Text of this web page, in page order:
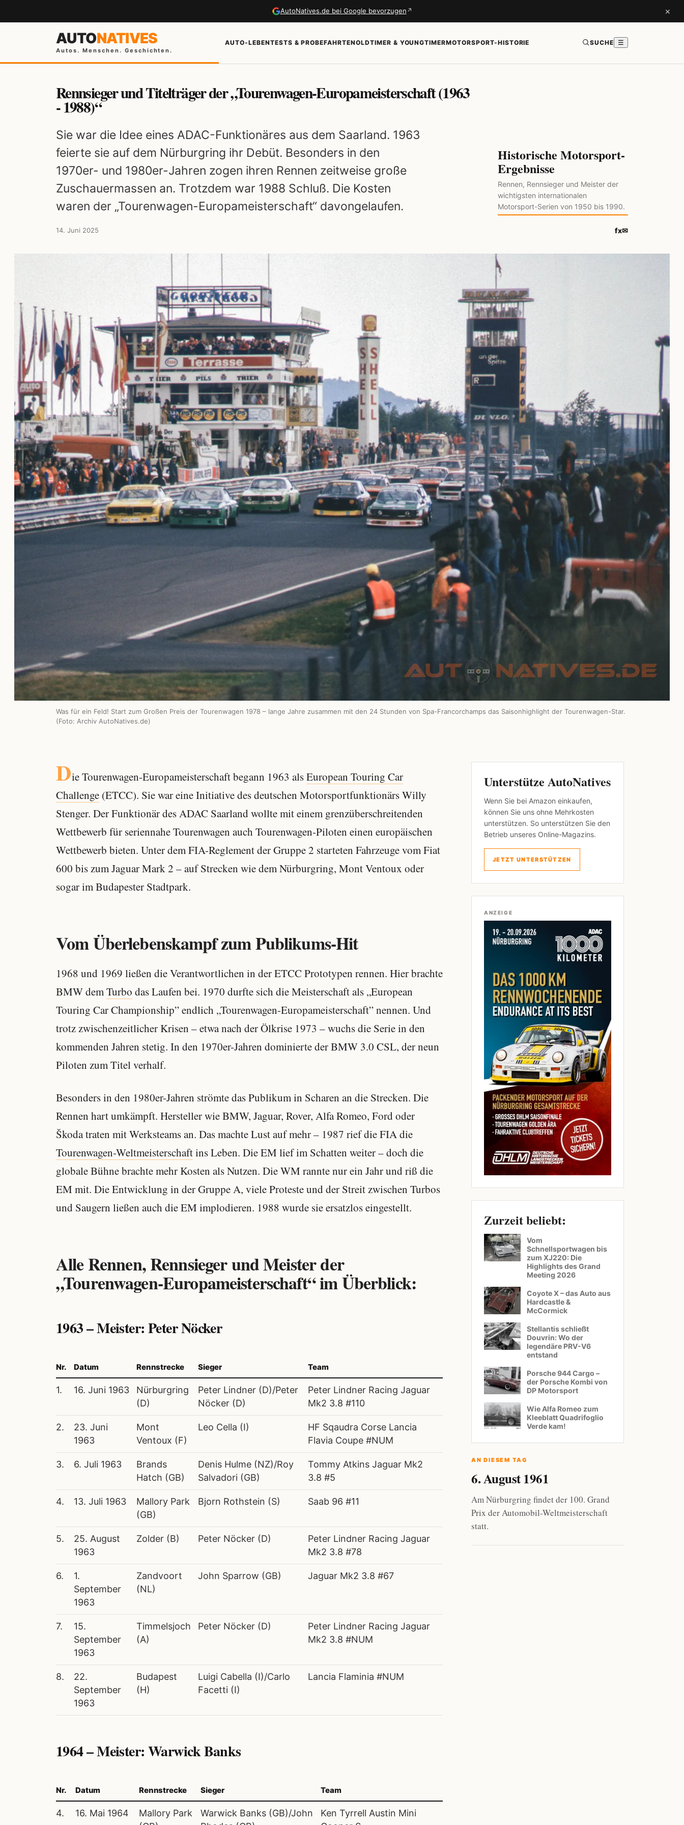
AutoNatives.de bei Google bevorzugen ↗ ×
AUTONATIVES
Autos. Menschen. Geschichten.
AUTO-LEBENTESTS & PROBEFAHRTENOLDTIMER & YOUNGTIMERMOTORSPORT-HISTORIE SUCHE ☰
Rennsieger und Titelträger der „Tourenwagen-Europameisterschaft (1963
- 1988)“
Sie war die Idee eines ADAC-Funktionäres aus dem Saarland. 1963
feierte sie auf dem Nürburgring ihr Debüt. Besonders in den
1970er- und 1980er-Jahren zogen ihren Rennen zeitweise große
Zuschauermassen an. Trotzdem war 1988 Schluß. Die Kosten
waren der „Tourenwagen-Europameisterschaft“ davongelaufen.
Historische Motorsport-
Ergebnisse
Rennen, Rennsieger und Meister der
wichtigsten internationalen
Motorsport-Serien von 1950 bis 1990.
14. Juni 2025 fx✉
Was für ein Feld! Start zum Großen Preis der Tourenwagen 1978 – lange Jahre zusammen mit den 24 Stunden von Spa-Francorchamps das Saisonhighlight der Tourenwagen-Star.
(Foto: Archiv AutoNatives.de)
Die Tourenwagen-Europameisterschaft begann 1963 alsEuropean Touring Car
Challenge (ETCC). Sie war eine Initiative des deutschen Motorsportfunktionärs Willy
Stenger. Der Funktionär des ADAC Saarland wollte mit einem grenzüberschreitenden
Wettbewerb für seriennahe Tourenwagen auch Tourenwagen-Piloten einen europäischen
Wettbewerb bieten. Unter dem FIA-Reglement der Gruppe 2 starteten Fahrzeuge vom Fiat
600 bis zum Jaguar Mark 2 – auf Strecken wie dem Nürburgring, Mont Ventoux oder
sogar im Budapester Stadtpark.
Vom Überlebenskampf zum Publikums-Hit
1968 und 1969 ließen die Verantwortlichen in der ETCC Prototypen rennen. Hier brachte
BMW demTurbo das Laufen bei. 1970 durfte sich die Meisterschaft als „European
Touring Car Championship” endlich „Tourenwagen-Europameisterschaft” nennen. Und
trotz zwischenzeitlicher Krisen – etwa nach der Ölkrise 1973 – wuchs die Serie in den
kommenden Jahren stetig. In den 1970er-Jahren dominierte der BMW 3.0 CSL, der neun
Piloten zum Titel verhalf.
Besonders in den 1980er-Jahren strömte das Publikum in Scharen an die Strecken. Die
Rennen hart umkämpft. Hersteller wie BMW, Jaguar, Rover, Alfa Romeo, Ford oder
Škoda traten mit Werksteams an. Das machte Lust auf mehr – 1987 rief die FIA die
Tourenwagen-Weltmeisterschaftins Leben. Die EM lief im Schatten weiter – doch die
globale Bühne brachte mehr Kosten als Nutzen. Die WM rannte nur ein Jahr und riß die
EM mit. Die Entwicklung in der Gruppe A, viele Proteste und der Streit zwischen Turbos
und Saugern ließen auch die EM implodieren. 1988 wurde sie ersatzlos eingestellt.
Alle Rennen, Rennsieger und Meister der
„Tourenwagen-Europameisterschaft“ im Überblick:
1963 – Meister: Peter Nöcker
Nr. Datum Rennstrecke Sieger Team
1. 16. Juni 1963
Nürburgring
(D)
Peter Lindner (D)/Peter
Nöcker (D)
Peter Lindner Racing Jaguar
Mk2 3.8 #110
2.
23. Juni
1963
Mont
Ventoux (F)
Leo Cella (I)
HF Sqaudra Corse Lancia
Flavia Coupe #NUM
3. 6. Juli 1963
Brands
Hatch (GB)
Denis Hulme (NZ)/Roy
Salvadori (GB)
Tommy Atkins Jaguar Mk2
3.8 #5
4. 13. Juli 1963
Mallory Park
(GB)
Bjorn Rothstein (S) Saab 96 #11
5.
25. August
1963
Zolder (B) Peter Nöcker (D)
Peter Lindner Racing Jaguar
Mk2 3.8 #78
6.
1.
September
1963
Zandvoort
(NL)
John Sparrow (GB) Jaguar Mk2 3.8 #67
7.
15.
September
1963
Timmelsjoch
(A)
Peter Nöcker (D)
Peter Lindner Racing Jaguar
Mk2 3.8 #NUM
8.
22.
September
1963
Budapest
(H)
Luigi Cabella (I)/Carlo
Facetti (I)
Lancia Flaminia #NUM
1964 – Meister: Warwick Banks
Nr. Datum Rennstrecke Sieger Team
4. 16. Mai 1964
Mallory Park
Warwick Banks (GB)/John
Ken Tyrrell Austin Mini
Unterstütze AutoNatives
Wenn Sie bei Amazon einkaufen,
können Sie uns ohne Mehrkosten
unterstützen. So unterstützen Sie den
Betrieb unseres Online-Magazins.
JETZT UNTERSTÜTZEN
ANZEIGE
Zurzeit beliebt:
Vom
Schnellsportwagen bis
zum XJ220: Die
Highlights des Grand
Meeting 2026
Coyote X – das Auto aus
Hardcastle &
McCormick
Stellantis schließt
Douvrin: Wo der
legendäre PRV-V6
entstand
Porsche 944 Cargo –
der Porsche Kombi von
DP Motorsport
Wie Alfa Romeo zum
Kleeblatt Quadrifoglio
Verde kam!
AN DIESEM TAG
6. August 1961
Am Nürburgring findet der 100. Grand
Prix der Automobil-Weltmeisterschaft
statt.